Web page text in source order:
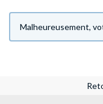
Malheureusement,